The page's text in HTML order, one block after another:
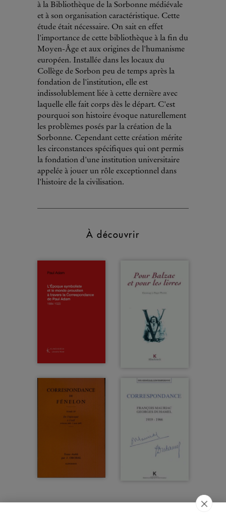
à la Bibliothèque de la Sorbonne médiévale
et à son organisation caractéristique. Cette
étude était nécessaire. On sait en effet
l'importance de cette bibliothèque à la fin du
Moyen-Âge et aux origines de l'humanisme
européen. Installée dans les locaux du
Collège de Sorbon peu de temps après la
fondation de l'institution, elle est
indissolublement liée à cette dernière avec
laquelle elle fait corps dès le départ. C'est
pourquoi son histoire évoque naturellement
les problèmes posés par la création de la
Sorbonne. Cependant cette création mérite
les circonstances spécifiques qui ont permis
la fondation d'une institution universitaire
appelée à jouer un rôle exceptionnel dans
l'histoire de la civilisation.
À découvrir